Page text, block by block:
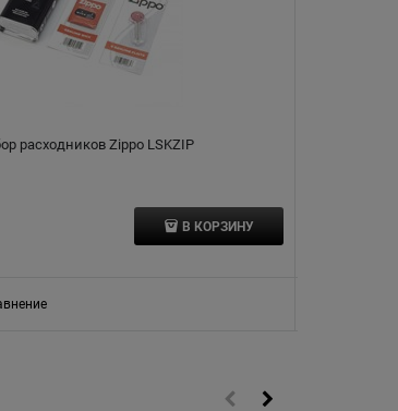
расходников Zippo LSKZIP
В КОРЗИНУ